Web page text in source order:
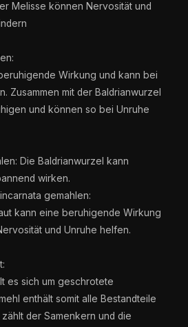
Melisse können Nervosität und
Wirkung und kann bei
Zusammen mit der Baldrianwurzel
und können so bei Unruhe
Die Baldrianwurzel kann
wirken.
gemahlen:
kann eine beruhigende Wirkung
und Unruhe helfen.
es sich um geschrotete
enthält somit alle Bestandteile
der Samenkern und die